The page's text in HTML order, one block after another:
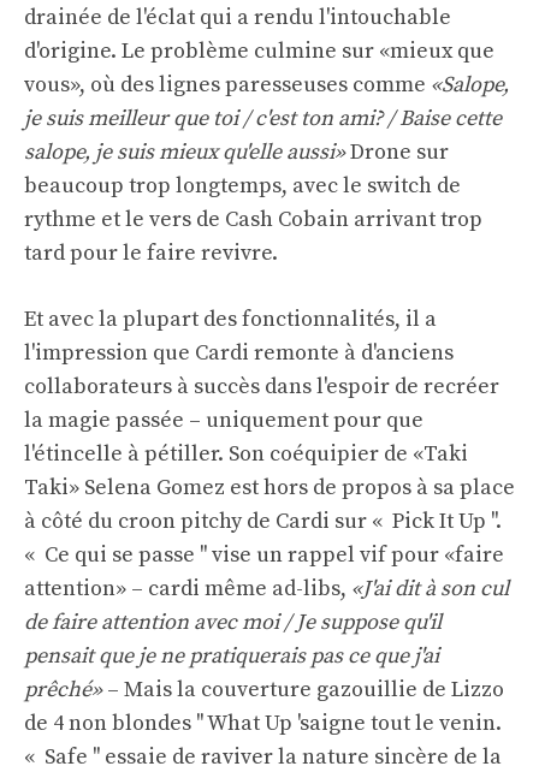
drainée de l'éclat qui a rendu l'intouchable
d'origine. Le problème culmine sur «mieux que
vous», où des lignes paresseuses comme «Salope,
je suis meilleur que toi / c'est ton ami? / Baise cette
salope, je suis mieux qu'elle aussi»Drone sur
beaucoup trop longtemps, avec le switch de
rythme et le vers de Cash Cobain arrivant trop
tard pour le faire revivre.
Et avec la plupart des fonctionnalités, il a
l'impression que Cardi remonte à d'anciens
collaborateurs à succès dans l'espoir de recréer
la magie passée – uniquement pour que
l'étincelle à pétiller. Son coéquipier de «Taki
Taki» Selena Gomez est hors de propos à sa place
à côté du croon pitchy de Cardi sur « Pick It Up ''.
« Ce qui se passe '' vise un rappel vif pour «faire
attention» – cardi même ad-libs, «J'ai dit à son cul
de faire attention avec moi / Je suppose qu'il
pensait que je ne pratiquerais pas ce que j'ai
prêché»– Mais la couverture gazouillie de Lizzo
de 4 non blondes '' What Up 'saigne tout le venin.
« Safe '' essaie de raviver la nature sincère de la